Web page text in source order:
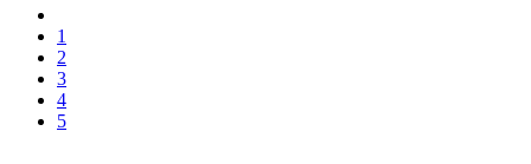
1
2
3
4
5